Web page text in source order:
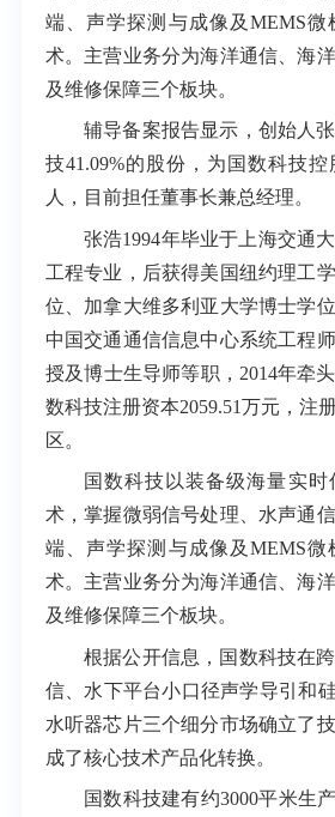
端、声学探测与成像及MEMS
术。主营业务分为海洋通信、海
及维修保障三个板块。
辅导备案报告显示，创始人
技41.09%的股份，为国数科技
人，目前担任董事长兼总经理。
张浩1994年毕业于上海交通
工程专业，后获得美国纽约理工
位、加拿大维多利亚大学博士学
中国交通通信信息中心系统工程
授及博士生导师等职，2014年牵
数科技注册资本2059.51万元，注
区。
国数科技以装备级海量实
术，掌握微弱信号处理、水声通
端、声学探测与成像及MEMS
术。主营业务分为海洋通信、海
及维修保障三个板块。
根据公开信息，国数科技在
信、水下平台小口径声学导引和
水听器芯片三个细分市场确立了
成了核心技术产品化转换。
国数科技建有约3000平米生